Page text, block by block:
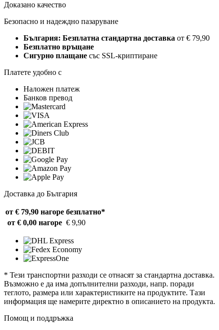
Доказано качество
Безопасно и надеждно пазаруване
България: Безплатна стандартна доставка от € 79,90
Безплатно връщане
Сигурно плащане със SSL-криптиране
Платете удобно с
Наложен платеж
Банков превод
Доставка до България
от € 79,90 нагоре безплатно*
от € 0,00 нагоре € 9,90
* Тези транспортни разходи се отнасят за стандартна доставка.
Възможно е да има допълнителни разходи, напр. поради
теглото, размера или характеристиките на продуктите. Тази
информация ще намерите директно в описанието на продукта.
Помощ и поддръжка